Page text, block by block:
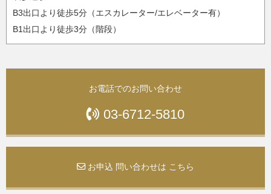
B3出口より徒歩5分（エスカレーター/エレベーター有）
B1出口より徒歩3分（階段）
お電話でのお問い合わせ
03-6712-5810
お申込 問い合わせは こちら